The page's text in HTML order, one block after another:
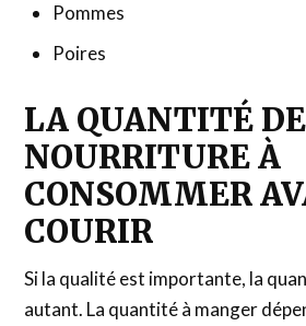
Pommes
Poires
LA QUANTITÉ DE
NOURRITURE À
CONSOMMER
COURIR
Si la qualité est importante, la
autant. La quantité à manger